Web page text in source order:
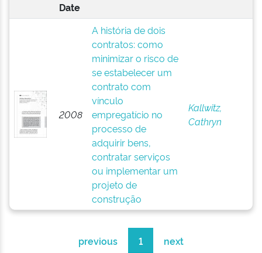
Date
2008
A história de dois
contratos: como
minimizar o risco de
se estabelecer um
contrato com
vínculo
empregatício no
processo de
adquirir bens,
contratar serviços
ou implementar um
projeto de
construção
Kallwitz,
Cathryn
previous 1 next